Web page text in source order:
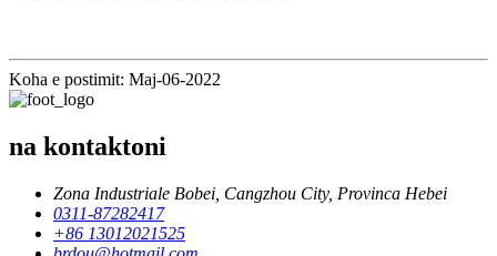
Koha e postimit: Maj-06-2022
na kontaktoni
Zona Industriale Bobei, Cangzhou City, Provinca Hebei
0311-87282417
+86 13012021525